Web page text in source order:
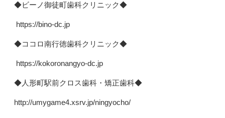
◆ビーノ御徒町歯科クリニック◆
https://bino-dc.jp
◆ココロ南行徳歯科クリニック◆
https://kokoronangyo-dc.jp
◆人形町駅前クロス歯科・矯正歯科◆
http://umygame4.xsrv.jp/ningyocho/